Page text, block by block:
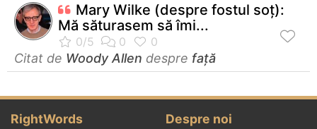
Mary Wilke (despre fostul soţ):
Mă săturasem să îmi...
Citat de Woody Allen despre față
RightWords Despre noi